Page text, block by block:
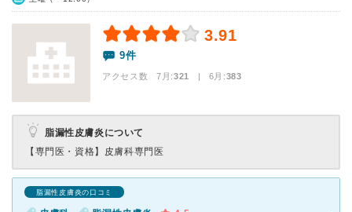
3.91
9件
アクセス数 7月:321 | 6月:383
脂漏性皮膚炎について
【専門医・資格】 皮膚科専門医
脂漏性皮膚炎の口コミ